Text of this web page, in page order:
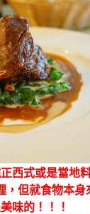
西式或是當地
，但就食物本身
味的！！！